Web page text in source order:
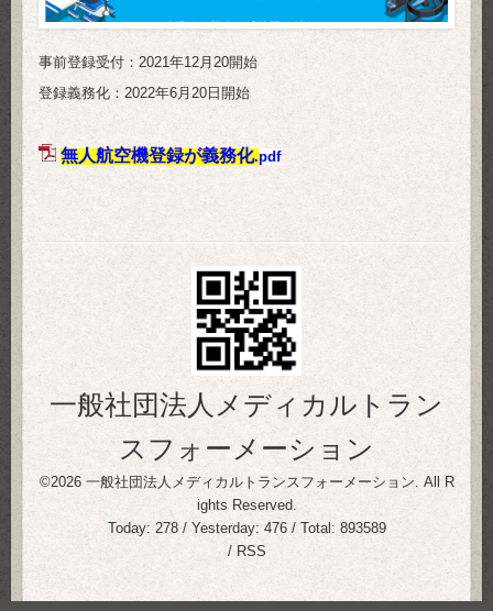
事前登録受付：2021年12月20開始
登録義務化：2022年6月20日開始
無人航空機登録が義務化.pdf
一般社団法人メディカルトラン
スフォーメーション
©2026 一般社団法人メディカルトランスフォーメーション. All R
ights Reserved.
Today: 278/ Yesterday: 476/ Total: 893589
/ RSS